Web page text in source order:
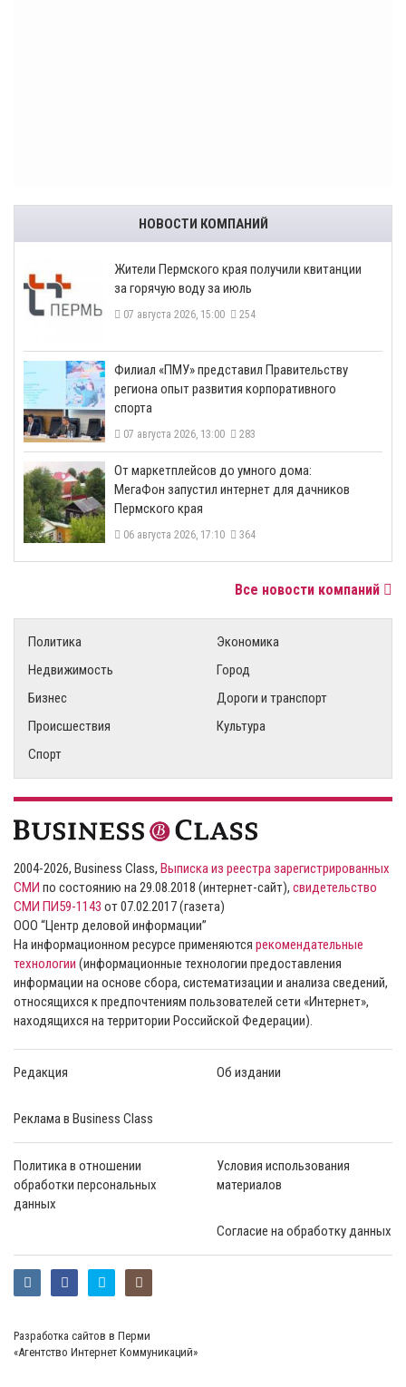
НОВОСТИ КОМПАНИЙ
​Жители Пермского края получили квитанции
за горячую воду за июль
07 августа 2026, 15:00 254
​Филиал «ПМУ» представил Правительству
региона опыт развития корпоративного
спорта
07 августа 2026, 13:00 283
От маркетплейсов до умного дома:
МегаФон запустил интернет для дачников
Пермского края
06 августа 2026, 17:10 364
Все новости компаний
Политика
Экономика
Недвижимость
Город
Бизнес
Дороги и транспорт
Происшествия
Культура
Спорт
2004-2026, Business Class, Выписка из реестра зарегистрированных
СМИ по состоянию на 29.08.2018 (интернет-сайт), свидетельство
СМИ ПИ59-1143 от 07.02.2017 (газета)
ООО “Центр деловой информации”
На информационном ресурсе применяются рекомендательные
технологии (информационные технологии предоставления
информации на основе сбора, систематизации и анализа сведений,
относящихся к предпочтениям пользователей сети «Интернет»,
находящихся на территории Российской Федерации).
Редакция Об издании
Реклама в Business Class
Политика в отношении
обработки персональных
данных
Условия использования
материалов
Согласие на обработку данных
Разработка сайтов в Перми
«Агентство Интернет Коммуникаций»